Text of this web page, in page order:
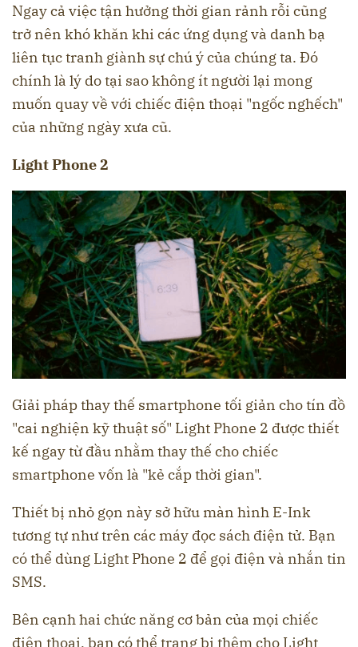
Ngay cả việc tận hưởng thời gian rảnh rỗi cũng
trở nên khó khăn khi các ứng dụng và danh bạ
liên tục tranh giành sự chú ý của chúng ta. Đó
chính là lý do tại sao không ít người lại mong
muốn quay về với chiếc điện thoại "ngốc nghếch"
của những ngày xưa cũ.
Light Phone 2
Giải pháp thay thế smartphone tối giản cho tín đồ
"cai nghiện kỹ thuật số" Light Phone 2 được thiết
kế ngay từ đầu nhằm thay thế cho chiếc
smartphone vốn là "kẻ cắp thời gian".
Thiết bị nhỏ gọn này sở hữu màn hình E-Ink
tương tự như trên các máy đọc sách điện tử. Bạn
có thể dùng Light Phone 2 để gọi điện và nhắn tin
SMS.
Bên cạnh hai chức năng cơ bản của mọi chiếc
điện thoại, bạn có thể trang bị thêm cho Light